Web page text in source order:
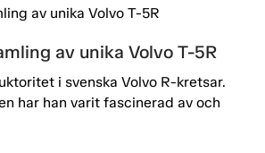
av unika Volvo T-5R
i svenska Volvo R-kretsar.
har han varit fascinerad av och